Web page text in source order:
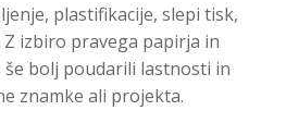
plastifikacije, slepi tisk,
izbiro pravega papirja in
bolj poudarili lastnosti in
znamke ali projekta.